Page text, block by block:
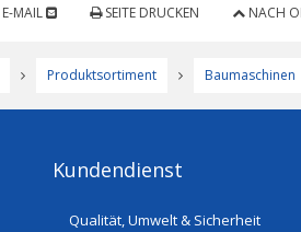
E-MAIL SEITE DRUCKEN NACH
Produktsortiment Baumaschinen
Kundendienst
Qualität, Umwelt & Sicherheit